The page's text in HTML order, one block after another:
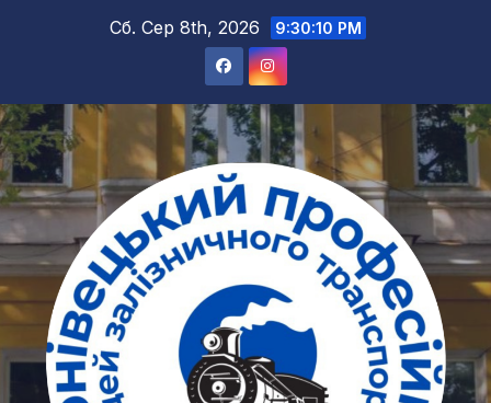
Сб. Сер 8th, 2026 9:30:10 PM